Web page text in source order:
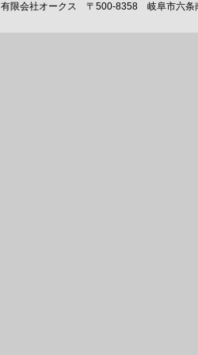
有限会社オークス 〒500-8358 岐阜市六